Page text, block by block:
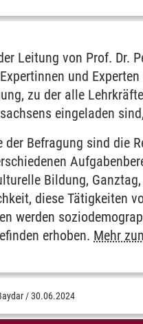
Leitung von Prof. Dr.
und
zu der alle
eingeladen
der Befragung sind die
Bildung,
diese Tätigkeiten
werden
erhoben. Mehr
/30.06.2024